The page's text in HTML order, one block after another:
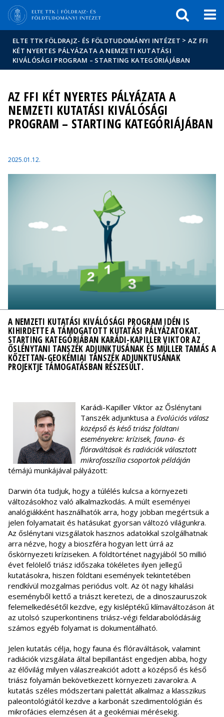
Hírek
Események
ELTE a
sajtóban
ELTE TTK FÖLDRAJZ- ÉS FÖLDTUDOMÁNYI INTÉZET > AZ FFI
KÉT NYERTES PÁLYÁZATA A NEMZETI KUTATÁSI
KIVÁLÓSÁGI PROGRAM – STARTING KATEGÓRIÁJÁBAN
AZ FFI KÉT NYERTES PÁLYÁZATA A
NEMZETI KUTATÁSI KIVÁLÓSÁGI
PROGRAM – STARTING KATEGÓRIÁJÁBAN
2025.01.12.
A NEMZETI KUTATÁSI KIVÁLÓSÁGI PROGRAM IDÉN IS
KIHIRDETTE A TÁMOGATOTT KUTATÁSI PÁLYÁZATOKAT.
STARTING KATEGÓRIÁBAN KARÁDI-KAPILLER VIKTOR AZ
ŐSLÉNYTANI TANSZÉK ADJUNKTUSÁNAK ÉS MÜLLER TAMÁS A
KŐZETTAN-GEOKÉMIAI TANSZÉK ADJUNKTUSÁNAK
PROJEKTJE TÁMOGATÁSBAN RÉSZESÜLT.
Karádi-Kapiller Viktor az Őslénytani
Tanszék adjunktusa a Evolúciós válasz
középső és késő triász földtani
eseményekre: krízisek, fauna- és
flóraváltások és radiációk választott
mikrofosszília csoportok példáján
témájú munkájával pályázott:
Darwin óta tudjuk, hogy a túlélés kulcsa a környezeti
változásokhoz való alkalmazkodás. A múlt eseményei
analógiákként használhatók arra, hogy jobban megértsük a
jelen folyamatait és hatásukat gyorsan változó világunkra.
Az őslénytani vizsgálatok hasznos adatokkal szolgálhatnak
arra nézve, hogy a bioszféra hogyan lett úrrá az
őskörnyezeti kríziseken. A földtörténet nagyjából 50 millió
évet felölelő triász időszaka tökéletes ilyen jellegű
kutatásokra, hiszen földtani események tekintetében
rendkívül mozgalmas periódus volt. Az öt nagy kihalási
eseményből kettő a triászt keretezi, de a dinoszauruszok
felemelkedésétől kezdve, egy kisléptékű klímaváltozáson át
az utolsó szuperkontinens triász-végi feldarabolódásáig
számos egyéb folyamat is dokumentálható.
Jelen kutatás célja, hogy fauna és flóraváltások, valamint
radiációk vizsgálata által bepillantást engedjen abba, hogy
az élővilág milyen válaszreakciót adott a középső és késő
triász folyamán bekövetkezett környezeti zavarokra. A
kutatás széles módszertani palettát alkalmaz a klasszikus
paleontológiától kezdve a karbonát szedimentológián és
mikrofácies elemzésen át a geokémiai mérésekig.